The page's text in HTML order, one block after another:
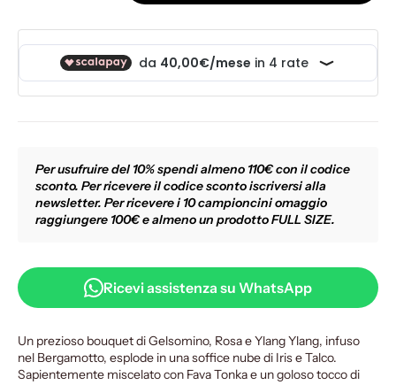
Per usufruire del 10% spendi almeno 110€ con il codice
sconto. Per ricevere il codice sconto iscriversi alla
newsletter. Per ricevere i 10 campioncini omaggio
raggiungere 100€ e almeno un prodotto FULL SIZE.
Ricevi assistenza su WhatsApp
Un prezioso bouquet di Gelsomino, Rosa e Ylang Ylang, infuso
nel Bergamotto, esplode in una soffice nube di Iris e Talco.
Sapientemente miscelato con Fava Tonka e un goloso tocco di